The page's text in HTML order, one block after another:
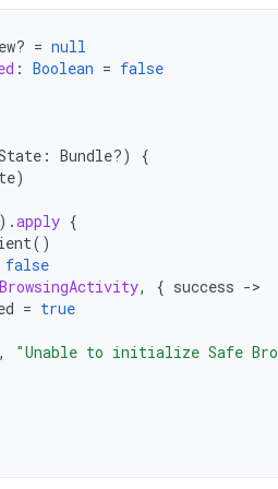
= null
: Boolean = false
: Bundle?)
{
)
).apply {
()
false
, { success -
= true
, "Unable to initialize Safe